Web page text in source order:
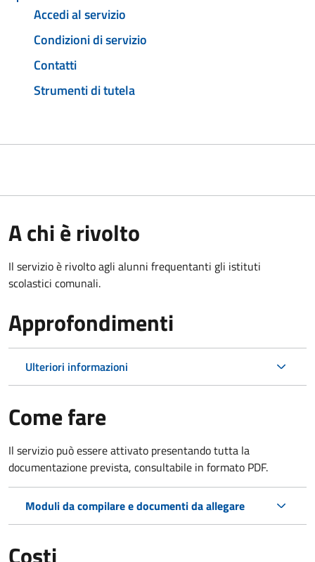
Accedi al servizio
Condizioni di servizio
Contatti
Strumenti di tutela
A chi è rivolto
Il servizio è rivolto agli alunni frequentanti gli istituti
scolastici comunali.
Approfondimenti
Ulteriori informazioni
Come fare
Il servizio può essere attivato presentando tutta la
documentazione prevista, consultabile in formato PDF.
Moduli da compilare e documenti da allegare